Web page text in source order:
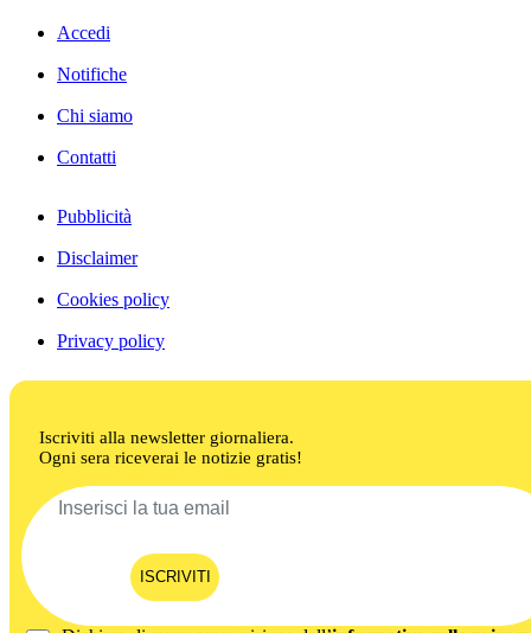
Accedi
Notifiche
Chi siamo
Contatti
Pubblicità
Disclaimer
Cookies policy
Privacy policy
Iscriviti alla newsletter giornaliera.
Ogni sera riceverai le notizie gratis!
ISCRIVITI